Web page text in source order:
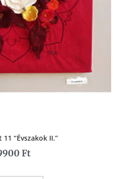
“Évszakok II.”
Ft